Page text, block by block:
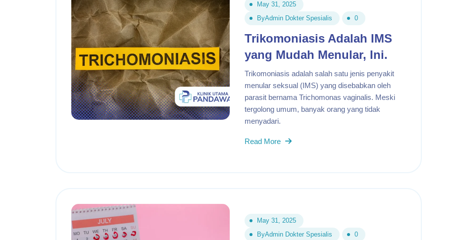
May 31, 2025
ByAdmin Dokter Spesialis 0
Trikomoniasis Adalah IMS
yang Mudah Menular, Ini.
Trikomoniasis adalah salah satu jenis penyakit
menular seksual (IMS) yang disebabkan oleh
parasit bernama Trichomonas vaginalis. Meski
tergolong umum, banyak orang yang tidak
menyadari.
Read More
May 31, 2025
ByAdmin Dokter Spesialis 0